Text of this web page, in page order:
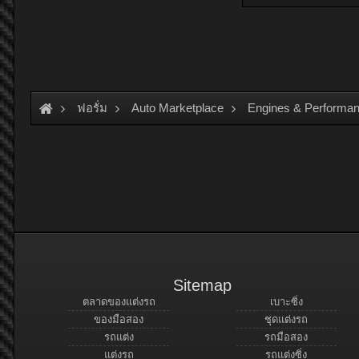
ฟอรั่ม Auto Marketplace Engines &
Sitemap
ตลาดของแต่งรถ
ของมือสอง
รถแต่ง
แต่งรถ
เบาะซิ่ง
ชุดแต่งรถ
รถมือสอง
รถแต่งซิ่ง